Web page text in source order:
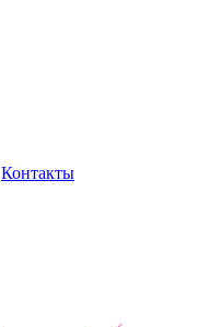
Контакты